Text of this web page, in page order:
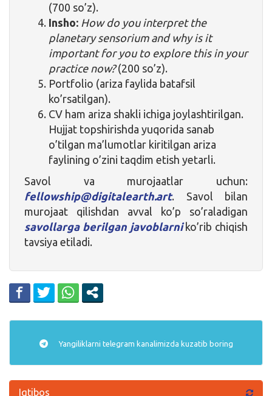
(700 so’z).
Insho: How do you interpret the
planetary sensorium and why is it
important for you to explore this in your
practice now?(200 so’z).
Portfolio (ariza faylida batafsil
ko’rsatilgan).
CV ham ariza shakli ichiga joylashtirilgan.
Hujjat topshirishda yuqorida sanab
o’tilgan ma’lumotlar kiritilgan ariza
faylining o’zini taqdim etish yetarli.
Savol va murojaatlar uchun:
fellowship@digitalearth.art. Savol bilan
murojaat qilishdan avval ko’p so’raladigan
savollarga berilgan javoblarniko’rib chiqish
tavsiya etiladi.
Yangiliklarni telegram kanalimizda kuzatib boring
Iqtibos